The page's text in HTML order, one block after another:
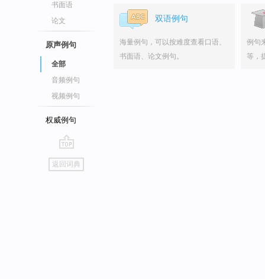
书面语
论文
原声例句
全部
音频例句
视频例句
权威例句
go
top
返回词典
双语例句
海量例句，可以按难度查看口语、
书面语、论文例句。
例句
等，